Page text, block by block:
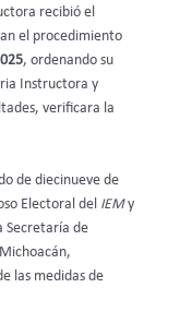
recibió el
el procedimiento
, ordenando su
Instructora y
verificara la
de diecinueve de
Electoral del IEMy
Secretaría de
las medidas de